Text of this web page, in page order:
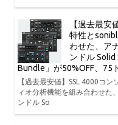
【過去最安
特性と
わせた、ア
ンドル
Bundle」が50%OFF、75
【過去最安値】SSL 4000コ
ィオ分析機能を組み合わせた
ンドル So